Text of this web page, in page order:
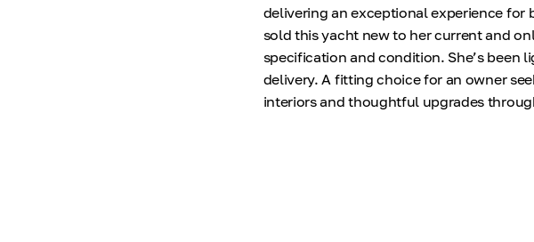
delivering an exceptional experience for
sold this yacht new to her current and
specification and condition. She’s been
delivery. A fitting choice for an owner
interiors and thoughtful upgrades